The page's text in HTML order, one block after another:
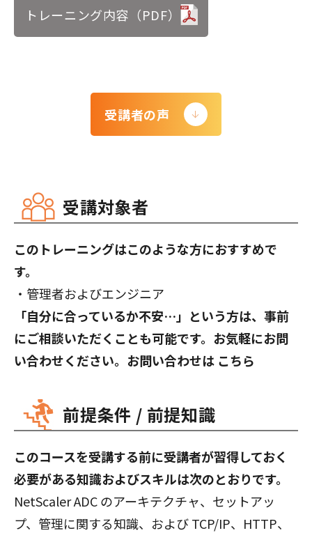
トレーニング内容（PDF）
受講者の声
受講対象者
このトレーニングはこのような方におすすめで
す。
・管理者およびエンジニア
「自分に合っているか不安…」という方は、事前
にご相談いただくことも可能です。お気軽にお問
い合わせください。お問い合わせは こちら
前提条件 / 前提知識
このコースを受講する前に受講者が習得しておく
必要がある知識およびスキルは次のとおりです。
NetScaler ADC のアーキテクチャ、セットアッ
プ、管理に関する知識、および TCP/IP、HTTP、